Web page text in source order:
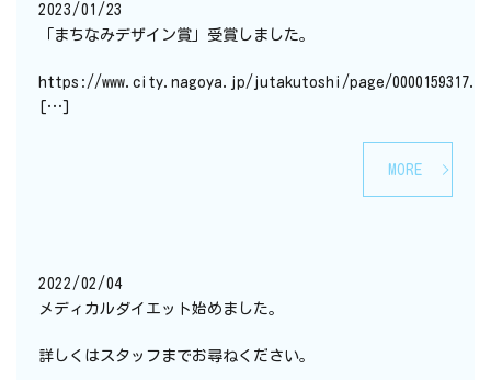
2023/01/23
「まちなみデザイン賞」受賞しました。
https://www.city.nagoya.jp/jutakutoshi/page/0000159317.
[…]
MORE
2022/02/04
メディカルダイエット始めました。
詳しくはスタッフまでお尋ねください。